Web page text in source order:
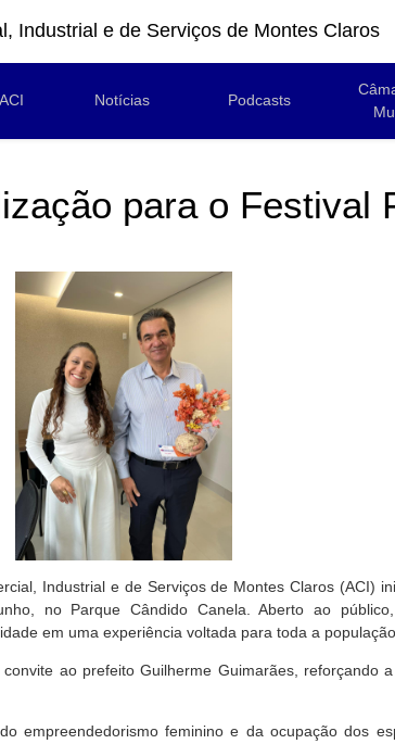
Industrial e de Serviços de Montes Claros
Notícias Podcasts
para o Festival
Industrial e de Serviços de Montes Claros (ACI)
no Parque Cândido Canela. Aberto ao
em uma experiência voltada para toda a população.
ao prefeito Guilherme Guimarães, reforçando
empreendedorismo feminino e da ocupação dos